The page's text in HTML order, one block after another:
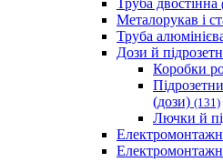
Труба двостінна
Металорукав і
Труба
Дози й
Коробки
(дози) (131)
Лючки й